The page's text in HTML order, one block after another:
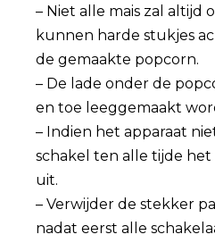
– Niet alle mais zal altijd
kunnen harde stukjes
de gemaakte popcorn.
– De lade onder de
en toe leeggemaakt
– Indien het apparaat
schakel ten alle tijde het
uit.
– Verwijder de stekker
nadat eerst alle